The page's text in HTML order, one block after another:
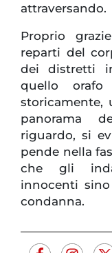
attraversando.
Proprio
reparti del
dei distretti
quello orafo
storicamente,
panorama
riguardo, si
pende nella
che gli
innocenti
condanna.